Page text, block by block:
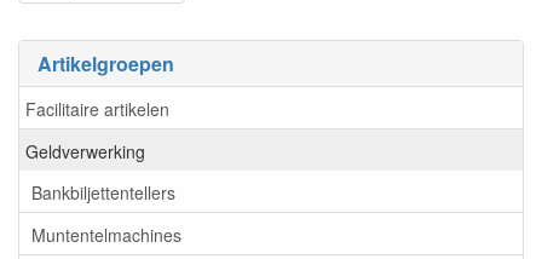
Artikelgroepen
Facilitaire artikelen
Geldverwerking
Bankbiljettentellers
Muntentelmachines